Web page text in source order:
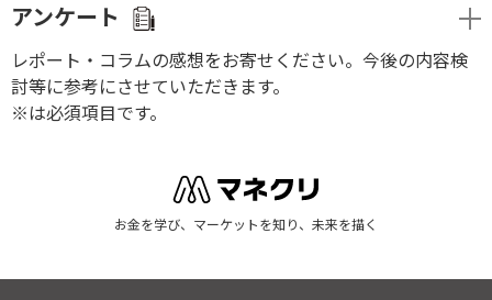
アンケート
レポート・コラムの感想をお寄せください。今後の内容検
討等に参考にさせていただきます。
※は必須項目です。
お金を学び、マーケットを知り、未来を描く